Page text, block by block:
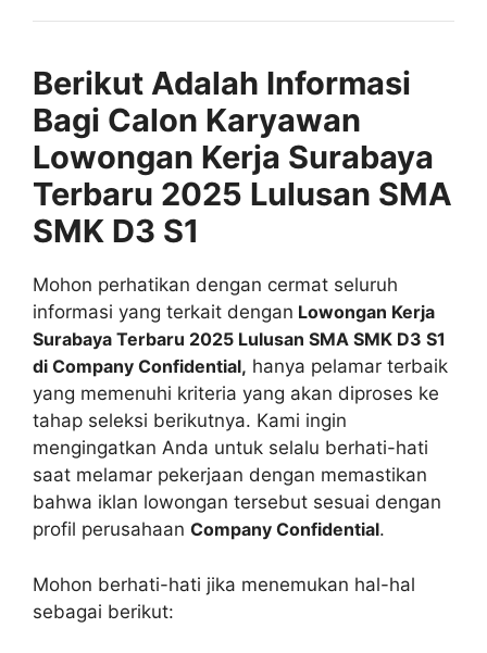
Berikut Adalah Informasi
Bagi Calon Karyawan
Lowongan Kerja Surabaya
Terbaru 2025 Lulusan SMA
SMK D3 S1
Mohon perhatikan dengan cermat seluruh
informasi yang terkait dengan Lowongan Kerja
Surabaya Terbaru 2025 Lulusan SMA SMK D3 S1
di Company Confidential, hanya pelamar terbaik
yang memenuhi kriteria yang akan diproses ke
tahap seleksi berikutnya. Kami ingin
mengingatkan Anda untuk selalu berhati-hati
saat melamar pekerjaan dengan memastikan
bahwa iklan lowongan tersebut sesuai dengan
profil perusahaan Company Confidential.
Mohon berhati-hati jika menemukan hal-hal
sebagai berikut: